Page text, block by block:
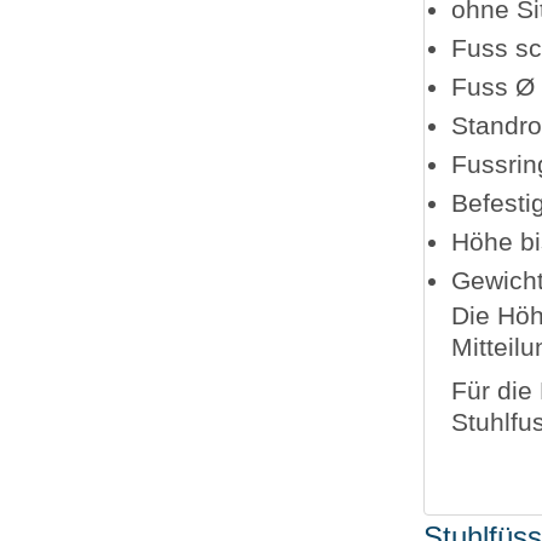
ohne
Fuss
Fuss Ø
Höhe
Die
Für die